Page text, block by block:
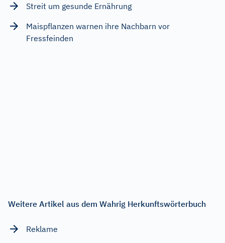
Streit um gesunde Ernährung
Maispflanzen warnen ihre Nachbarn vor
Fressfeinden
Weitere Artikel aus dem Wahrig Herkunftswörterbuch
Reklame